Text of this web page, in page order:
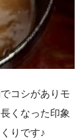
コシがありモ
くなった印象
りです♪